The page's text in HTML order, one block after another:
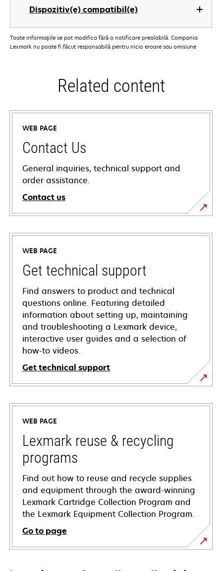
Dispozitiv(e) compatibil(e)
Toate informaţiile se pot modifica fără o notificare prealabilă. Compania
Lexmark nu poate fi făcut responsabilă pentru nicio eroare sau omisiune
Related content
WEB PAGE
Contact Us
General inquiries, technical support and
order assistance.
Contact us
WEB PAGE
Get technical support
Find answers to product and technical
questions online. Featuring detailed
information about setting up, maintaining
and troubleshooting a Lexmark device,
interactive user guides and a selection of
how-to videos.
Get technical support
opens
in
new
tab
WEB PAGE
Lexmark reuse & recycling
programs
Find out how to reuse and recycle supplies
and equipment through the award-winning
Lexmark Cartridge Collection Program and
the Lexmark Equipment Collection Program.
Go to page